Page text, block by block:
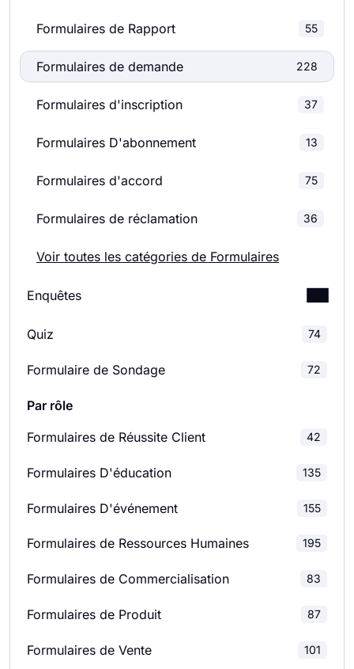
Formulaires de Rapport 55
Formulaires de demande 228
Formulaires d'inscription 37
Formulaires D'abonnement 13
Formulaires d'accord 75
Formulaires de réclamation 36
Voir toutes les catégories de Formulaires
Enquêtes
Enquêtes de Satisfaction Client 46
Enquêtes de Satisfaction des Employés 28
Sondages D'évaluation
Quiz 74
Formulaire de Sondage 72
Par rôle
Formulaires de Réussite Client
42
Formulaires D'éducation 135
Formulaires D'événement 155
Formulaires de Ressources Humaines 195
Formulaires de Commercialisation 83
Formulaires de Produit 87
Formulaires de Vente 101